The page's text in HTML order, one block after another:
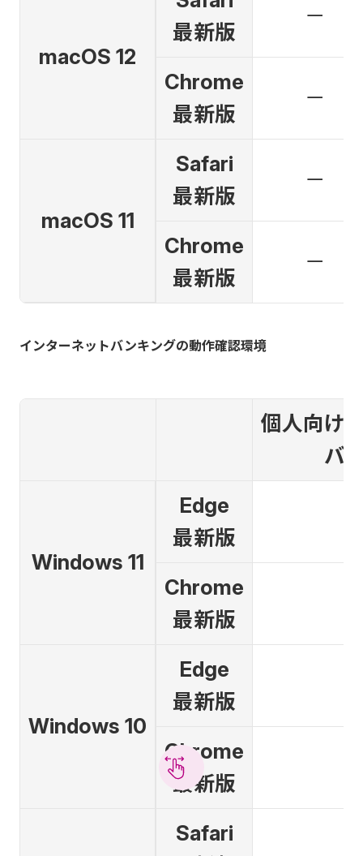
macOS 12
最新版
－
Chrome
最新版
－
macOS 11
Safari
最新版
－
Chrome
最新版
－
インターネットバンキングの動作確認環境
個人向け
バ
Windows 11
Edge
最新版
Chrome
最新版
Windows 10
Edge
最新版
Chrome
最新版
Safari